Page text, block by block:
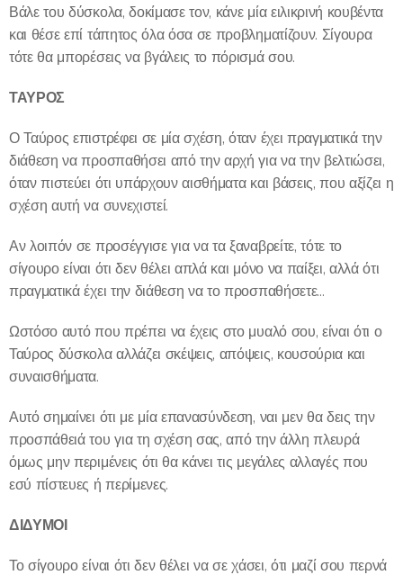
Βάλε του δύσκολα, δοκίμασε τον, κάνε μία ειλικρινή κουβέντα
και θέσε επί τάπητος όλα όσα σε προβληματίζουν. Σίγουρα
τότε θα μπορέσεις να βγάλεις το πόρισμά σου.
ΤΑΥΡΟΣ
Ο Ταύρος επιστρέφει σε μία σχέση, όταν έχει πραγματικά την
διάθεση να προσπαθήσει από την αρχή για να την βελτιώσει,
όταν πιστεύει ότι υπάρχουν αισθήματα και βάσεις, που αξίζει η
σχέση αυτή να συνεχιστεί.
Αν λοιπόν σε προσέγγισε για να τα ξαναβρείτε, τότε το
σίγουρο είναι ότι δεν θέλει απλά και μόνο να παίξει, αλλά ότι
πραγματικά έχει την διάθεση να το προσπαθήσετε...
Ωστόσο αυτό που πρέπει να έχεις στο μυαλό σου, είναι ότι ο
Ταύρος δύσκολα αλλάζει σκέψεις, απόψεις, κουσούρια και
συναισθήματα.
Αυτό σημαίνει ότι με μία επανασύνδεση, ναι μεν θα δεις την
προσπάθειά του για τη σχέση σας, από την άλλη πλευρά
όμως μην περιμένεις ότι θα κάνει τις μεγάλες αλλαγές που
εσύ πίστευες ή περίμενες.
ΔΙΔΥΜΟΙ
Το σίγουρο είναι ότι δεν θέλει να σε χάσει, ότι μαζί σου περνά